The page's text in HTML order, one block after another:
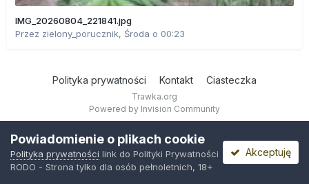
IMG_20260804_221841.jpg
Przez zielony_porucznik, Środa o 00:23
Polityka prywatności Kontakt Ciasteczka
Trawka.org
Powered by Invision Community
Powiadomienie o plikach cookie
Polityka prywatności link do Polityki Prywatności
RODO - Strona tylko dla osób pełnoletnich, 18+
Akceptuję